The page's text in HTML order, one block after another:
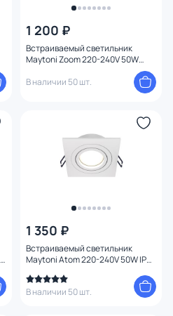
1 200 ₽
Встраиваемый светильник
Maytoni Zoom 220-240V 50W
В наличии 50 шт.
1 350 ₽
Встраиваемый светильник
Maytoni Atom 220-240V 50W IP20
В наличии 50 шт.